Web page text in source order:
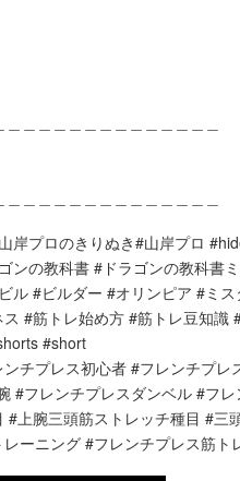
岸プロのきりぬき#山岸プロ
ンの教科書 #ドラゴンの教科書
ル #ビルダー #オリンピア #ミ
#筋トレ始め方 #筋トレ豆知
#short
チプレス初心者 #フレンチプ
#フレンチプレスダンベル #フ
#上腕三頭筋ストレッチ種目 #
レーニング #フレンチプレス筋